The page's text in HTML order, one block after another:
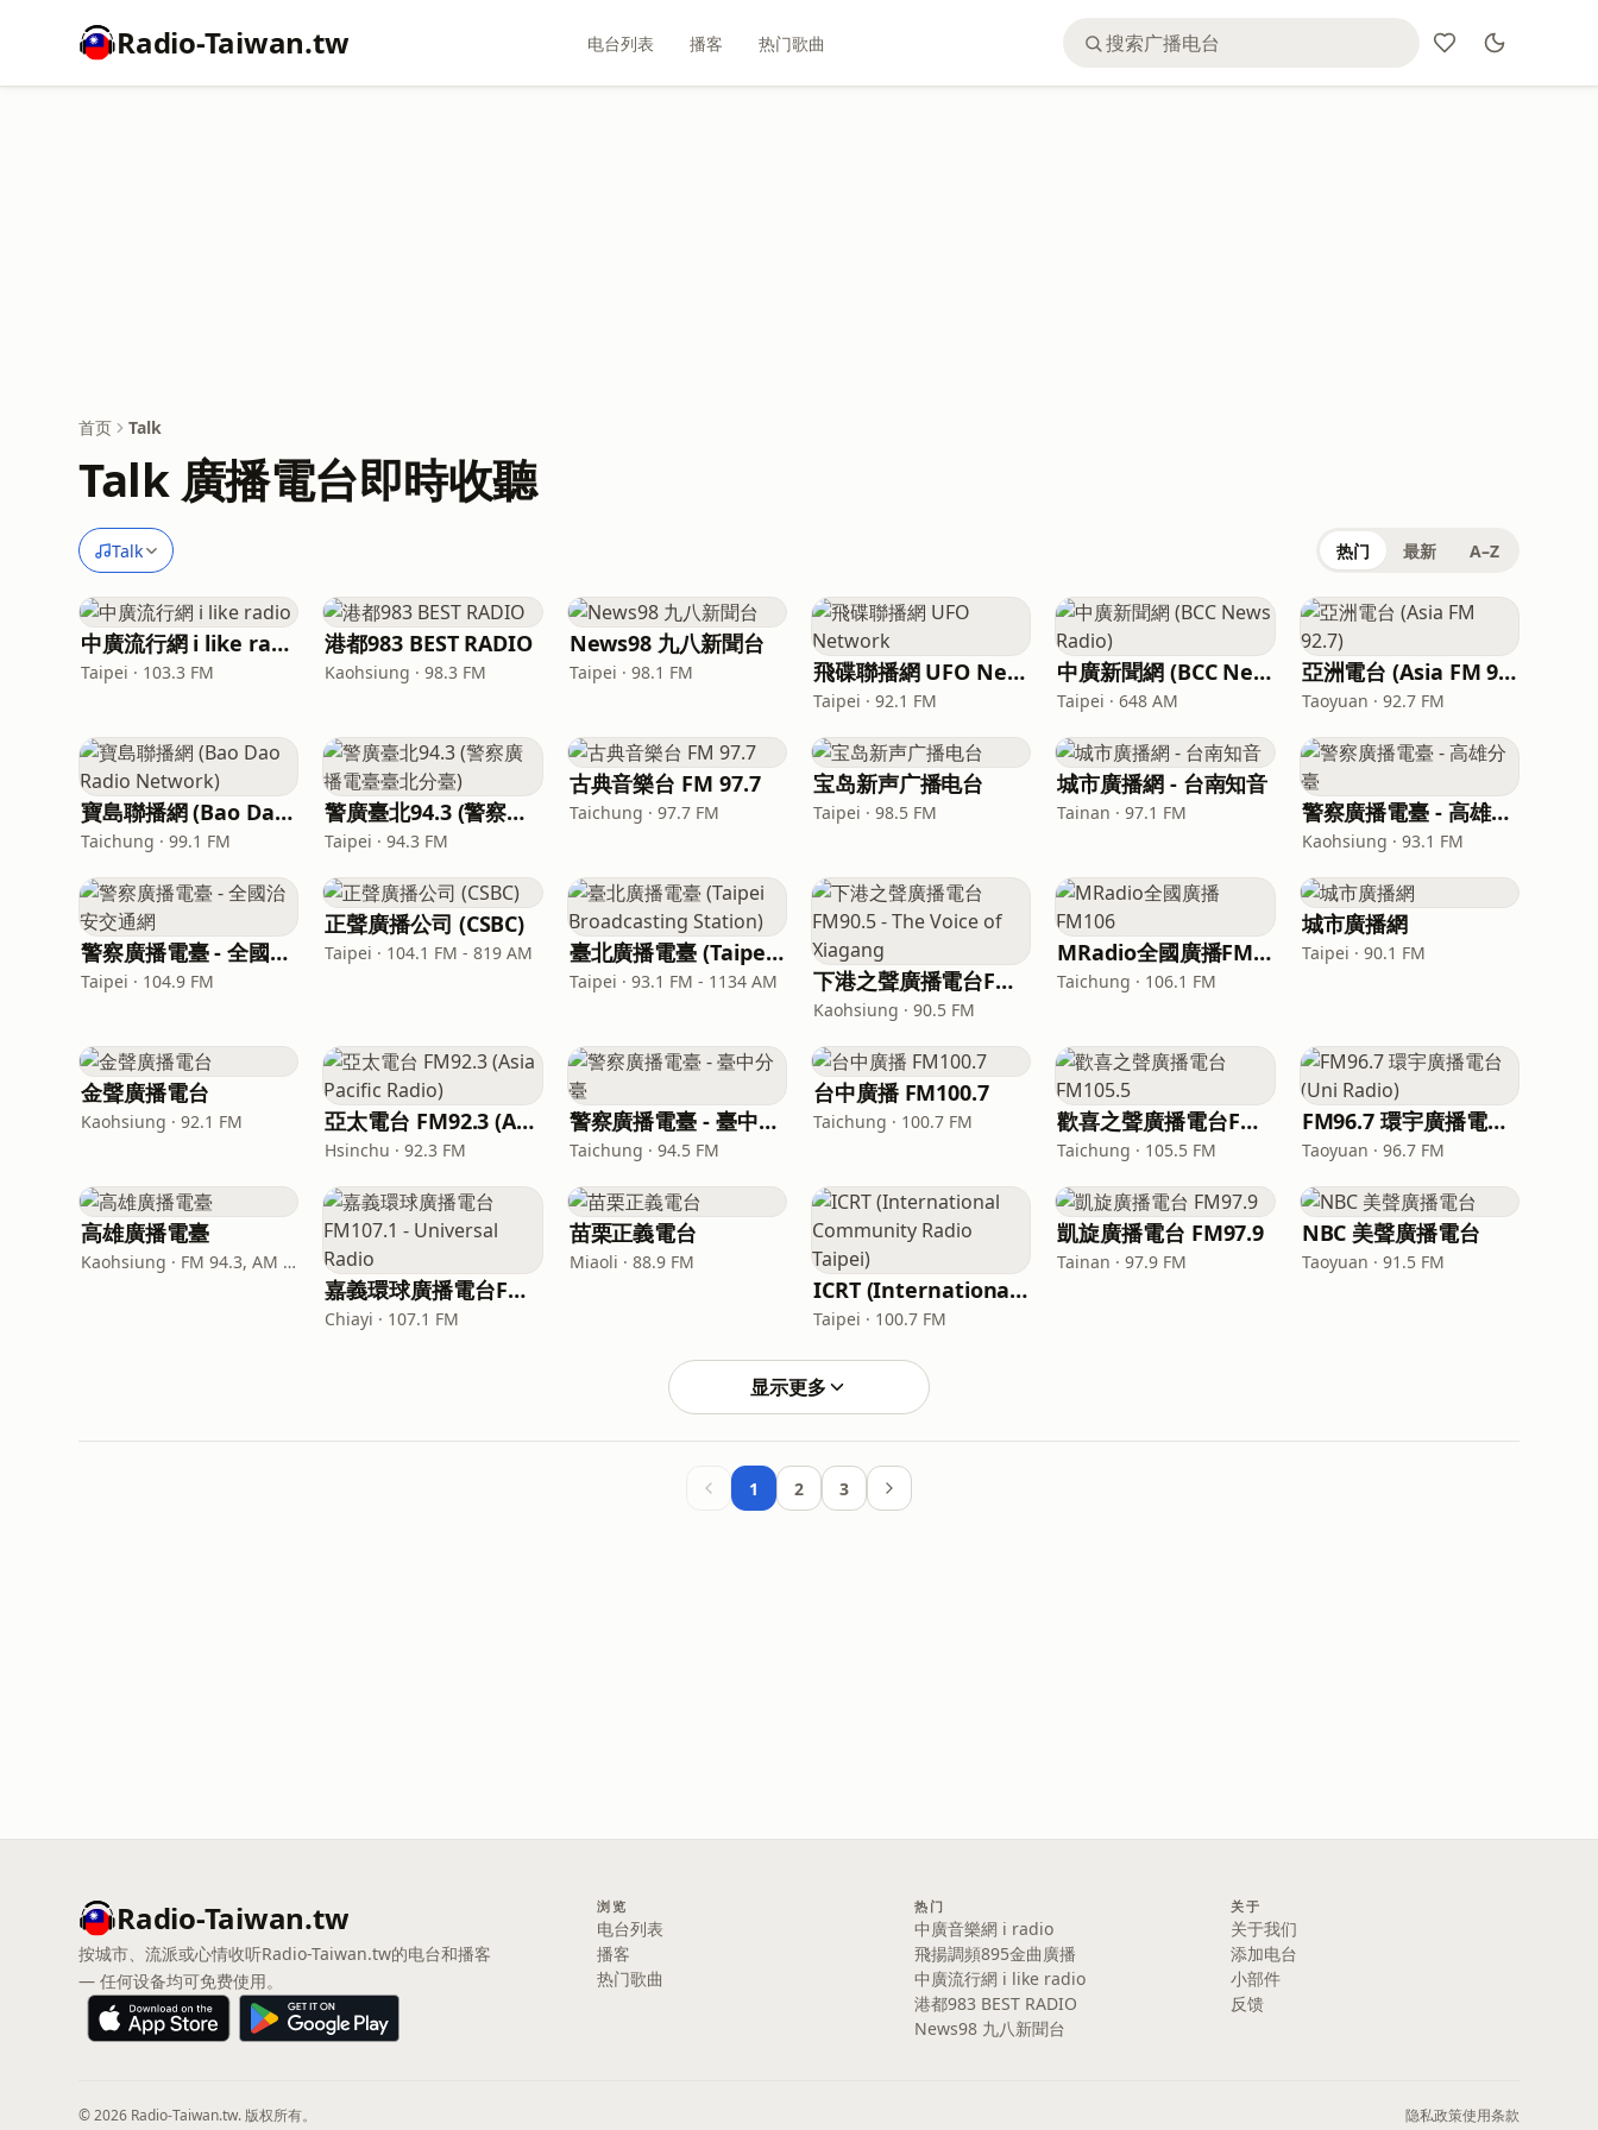
Radio-Taiwan.tw 电台列表 播客 热门歌曲
首页 Talk
Talk 廣播電台即時收聽
Talk 热门 最新 A–Z
中廣流行網 i like radio
Taipei · 103.3 FM
港都983 BEST RADIO
Kaohsiung · 98.3 FM
News98 九八新聞台
Taipei · 98.1 FM 飛碟聯播網 UFO Network
Taipei · 92.1 FM
中廣新聞網 (BCC News Radio)
Taipei · 648 AM
亞洲電台 (Asia FM 92.7)
Taoyuan · 92.7 FM
寶島聯播網 (Bao Dao Radio Network)
Taichung · 99.1 FM
警廣臺北94.3 (警察廣播電臺臺北分臺)
Taipei · 94.3 FM
古典音樂台 FM 97.7
Taichung · 97.7 FM
宝岛新声广播电台
Taipei · 98.5 FM
城市廣播網 - 台南知音
Tainan · 97.1 FM 警察廣播電臺 - 高雄分臺
Kaohsiung · 93.1 FM
警察廣播電臺 - 全國治安交通網
Taipei · 104.9 FM
正聲廣播公司 (CSBC)
Taipei · 104.1 FM - 819 AM 臺北廣播電臺 (Taipei Broadcasting Station)
Taipei · 93.1 FM - 1134 AM 下港之聲廣播電台FM90.5 - The Voice of Xiagang
Kaohsiung · 90.5 FM
MRadio全國廣播FM106
Taichung · 106.1 FM
城市廣播網
Taipei · 90.1 FM
金聲廣播電台
Kaohsiung · 92.1 FM 亞太電台 FM92.3 (Asia Pacific Radio)
Hsinchu · 92.3 FM
警察廣播電臺 - 臺中分臺
Taichung · 94.5 FM
台中廣播 FM100.7
Taichung · 100.7 FM 歡喜之聲廣播電台FM105.5
Taichung · 105.5 FM
FM96.7 環宇廣播電台 (Uni Radio)
Taoyuan · 96.7 FM
高雄廣播電臺
Kaohsiung · FM 94.3, AM 1089
嘉義環球廣播電台FM107.1 - Universal Radio
Chiayi · 107.1 FM
苗栗正義電台
Miaoli · 88.9 FM
ICRT (International Community Radio Taipei)
Taipei · 100.7 FM
凱旋廣播電台 FM97.9
Tainan · 97.9 FM
NBC 美聲廣播電台
Taoyuan · 91.5 FM
显示更多
1 2 3
Radio-Taiwan.tw
按城市、流派或心情收听Radio-Taiwan.tw的电台和播客
— 任何设备均可免费使用。
浏览
电台列表
播客
热门歌曲
热门
中廣音樂網 i radio
飛揚調頻895金曲廣播
中廣流行網 i like radio
港都983 BEST RADIO
News98 九八新聞台
关于
关于我们
添加电台
小部件
反馈
© 2026 Radio-Taiwan.tw. 版权所有。 隐私政策使用条款